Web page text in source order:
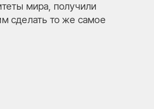
мира, получили
сделать то же самое